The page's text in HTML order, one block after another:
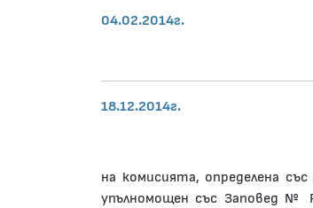
04.02.2014г.
18.12.2014г.
на комисията, определена
упълномощен със Заповед №